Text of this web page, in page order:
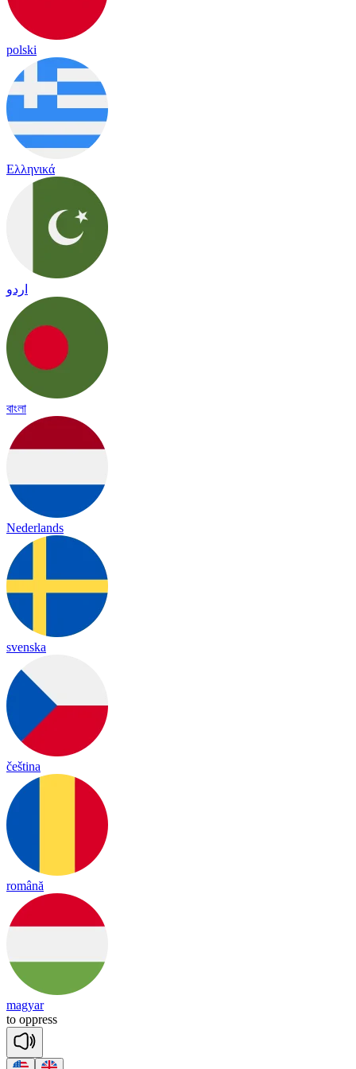
polski
Ελληνικά
اردو
বাংলা
Nederlands
svenska
čeština
română
magyar
to oppress